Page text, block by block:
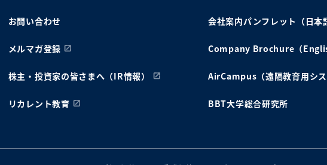
お問い合わせ
メルマガ登録
株主・投資家の皆さまへ（IR情報）
リカレント教育
会社案内パンフレット（日本
Company Brochure（
AirCampus（遠隔教育用シス
BBT大学総合研究所